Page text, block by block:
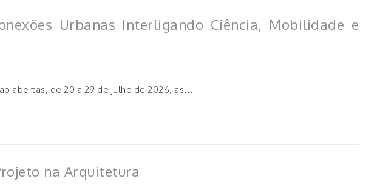
Urbanas Interligando Ciência, Mobilidade e
abertas, de 20 a 29 de julho de 2026, as…
na Arquitetura